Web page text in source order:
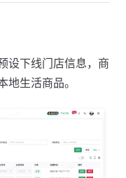
设下线门店信息，商
生活商品。